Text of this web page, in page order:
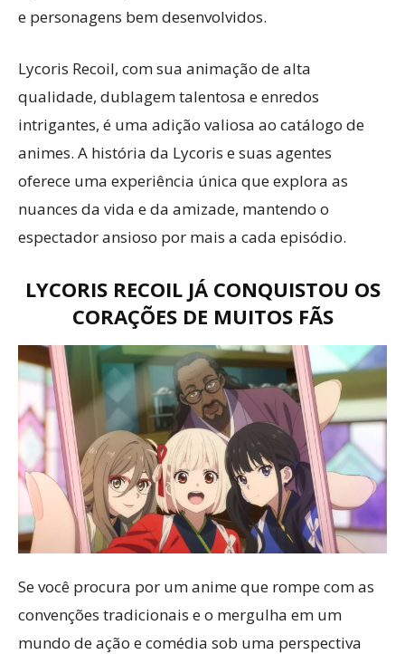
e personagens bem desenvolvidos.
Lycoris Recoil, com sua animação de alta
qualidade, dublagem talentosa e enredos
intrigantes, é uma adição valiosa ao catálogo de
animes. A história da Lycoris e suas agentes
oferece uma experiência única que explora as
nuances da vida e da amizade, mantendo o
espectador ansioso por mais a cada episódio.
LYCORIS RECOIL JÁ CONQUISTOU OS
CORAÇÕES DE MUITOS FÃS
Se você procura por um anime que rompe com as
convenções tradicionais e o mergulha em um
mundo de ação e comédia sob uma perspectiva